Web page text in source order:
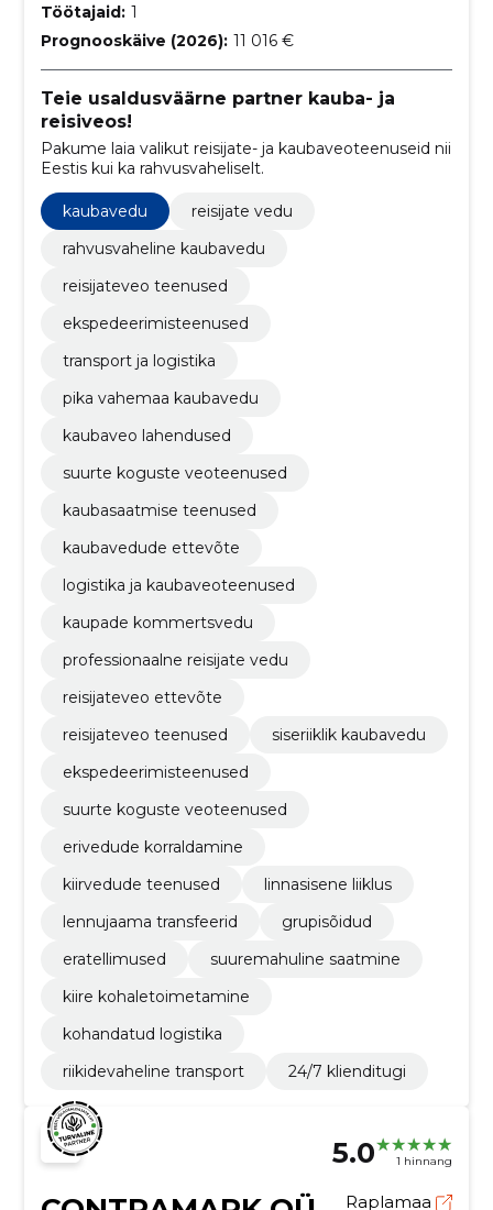
Töötajaid: 1
Prognooskäive (2026): 11 016 €
Teie usaldusväärne partner kauba- ja
reisiveos!
Pakume laia valikut reisijate- ja kaubaveoteenuseid nii
Eestis kui ka rahvusvaheliselt.
kaubavedu
reisijate vedu
rahvusvaheline kaubavedu
reisijateveo teenused
ekspedeerimisteenused
transport ja logistika
pika vahemaa kaubavedu
kaubaveo lahendused
suurte koguste veoteenused
kaubasaatmise teenused
kaubavedude ettevõte
logistika ja kaubaveoteenused
kaupade kommertsvedu
professionaalne reisijate vedu
reisijateveo ettevõte
reisijateveo teenused
siseriiklik kaubavedu
ekspedeerimisteenused
suurte koguste veoteenused
erivedude korraldamine
kiirvedude teenused
linnasisene liiklus
lennujaama transfeerid
grupisõidud
eratellimused
suuremahuline saatmine
kiire kohaletoimetamine
kohandatud logistika
riikidevaheline transport
24/7 klienditugi
5.0 1 hinnang
Raplamaa